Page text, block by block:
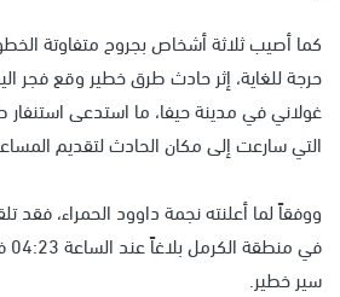
كما أصيب ثلاثة أشخاص بجروح متفاوتة
حرجة للغاية، إثر حادث طرق خطير وقع فجر
غولاني في مدينة حيفا، ما استدعى استنفار
التي سارعت إلى مكان الحادث لتقديم
سير خطير.